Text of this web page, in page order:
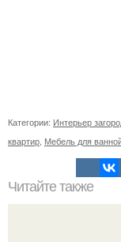
Категории: Интерьер
квартир Мебель для
Читайте также